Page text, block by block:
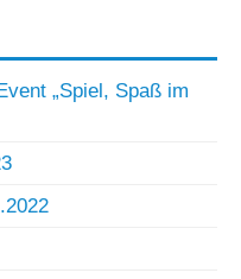
„Spiel, Spaß im